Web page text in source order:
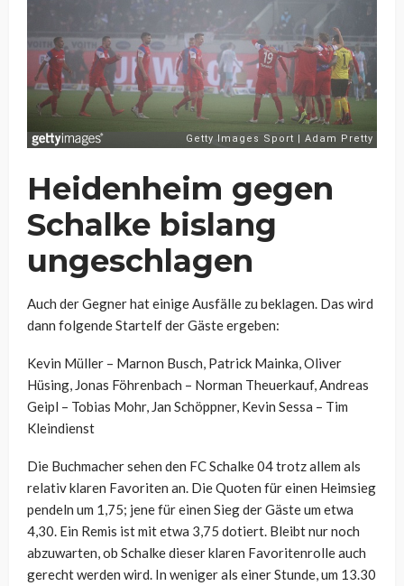
Heidenheim gegen
Schalke bislang
ungeschlagen
Auch der Gegner hat einige Ausfälle zu beklagen. Das wird
dann folgende Startelf der Gäste ergeben:
Kevin Müller – Marnon Busch, Patrick Mainka, Oliver
Hüsing, Jonas Föhrenbach – Norman Theuerkauf, Andreas
Geipl – Tobias Mohr, Jan Schöppner, Kevin Sessa – Tim
Kleindienst
Die Buchmacher sehen den FC Schalke 04 trotz allem als
relativ klaren Favoriten an. Die Quoten für einen Heimsieg
pendeln um 1,75; jene für einen Sieg der Gäste um etwa
4,30. Ein Remis ist mit etwa 3,75 dotiert. Bleibt nur noch
abzuwarten, ob Schalke dieser klaren Favoritenrolle auch
gerecht werden wird. In weniger als einer Stunde, um 13.30